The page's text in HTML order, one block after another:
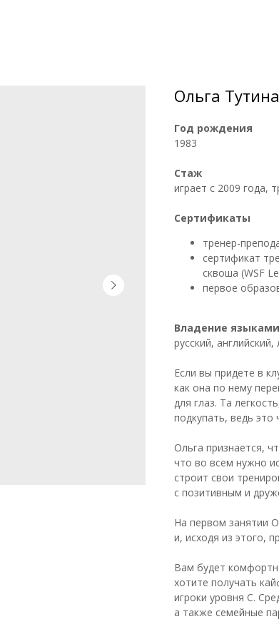
Ольга
Год рождения
1983
Стаж
играет с 2009 года,
Сертификаты
тренер-
сертификат
сквоша (WSF
первое
Владение языками
русский, английский,
Если вы придете в
как она по нему
для глаз. Та
подкупать, ведь это
Ольга признается,
что во всем нужно
строит свои
с позитивным и
На первом занятии
и, исходя из этого,
Вам будет
хотите получать
игроки уровня C.
а также семейные